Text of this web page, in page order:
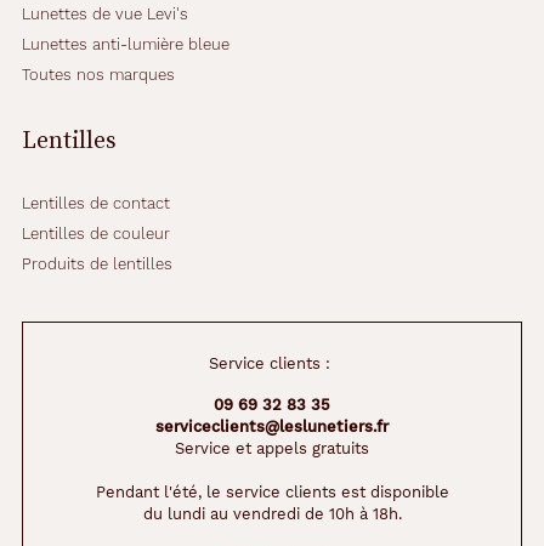
Lunettes de vue Levi's
Lunettes anti-lumière bleue
Toutes nos marques
Lentilles
Lentilles de contact
Lentilles de couleur
Produits de lentilles
Service clients :
09 69 32 83 35
serviceclients@leslunetiers.fr
Service et appels gratuits
Pendant l'été, le service clients est disponible
du lundi au vendredi de 10h à 18h.